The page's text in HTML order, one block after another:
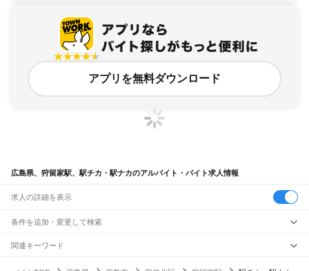
アプリを無料ダウンロード
広島県、狩留家駅、駅チカ・駅ナカのアルバイト・バイト求人情報
求人の詳細を表示
条件を追加・変更して検索
市区町村を追加・変更
駅を追加・変更
関連キーワード